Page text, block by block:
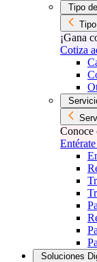
Tipo
¡Gana
Cotiza
Conoce
Soluciones